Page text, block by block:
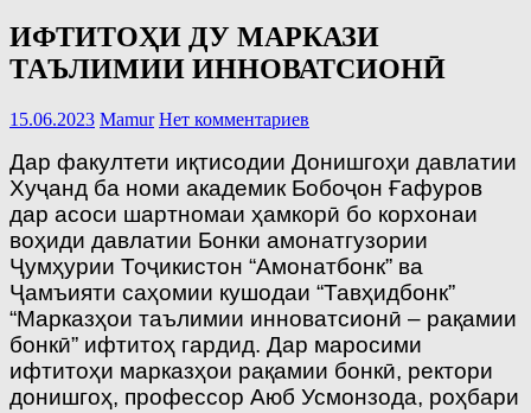
ИФТИТОҲИ ДУ МАРКАЗИ
ТАЪЛИМИИ ИННОВАТСИОНӢ
15.06.2023 Mamur Нет комментариев
Дар факултети иқтисодии Донишгоҳи давлатии
Хуҷанд ба номи академик Бобоҷон Ғафуров
дар асоси шартномаи ҳамкорӣ бо корхонаи
воҳиди давлатии Бонки амонатгузории
Ҷумҳурии Тоҷикистон “Амонатбонк” ва
Ҷамъияти саҳомии кушодаи “Тавҳидбонк”
“Марказҳои таълимии инноватсионӣ – рақамии
бонкӣ” ифтитоҳ гардид. Дар маросими
ифтитоҳи марказҳои рақамии бонкӣ, ректори
донишгоҳ, профессор Аюб Усмонзода, роҳбари